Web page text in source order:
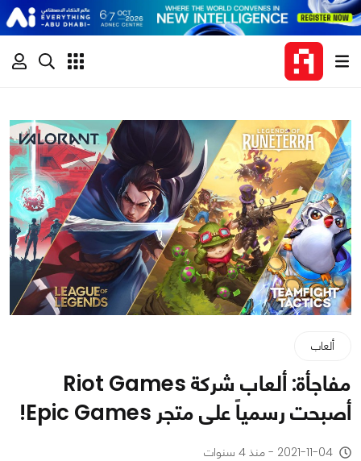
ألعاب
مفاجأة: ألعاب شركة Riot Games
أصبحت رسمياً على متجر Epic Games!
2021-11-04 - منذ 4 سنوات